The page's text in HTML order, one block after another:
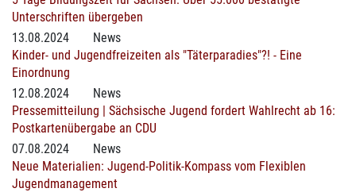
Unterschriften übergeben
13.08.2024
News
Kinder- und Jugendfreizeiten als "Täterparadies"?! - Eine
Einordnung
12.08.2024
News
Pressemitteilung | Sächsische Jugend fordert Wahlrecht ab 16:
Postkartenübergabe an CDU
07.08.2024
News
Neue Materialien: Jugend-Politik-Kompass vom Flexiblen
Jugendmanagement